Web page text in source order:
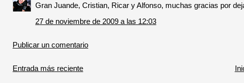
Gran Juande, Cristian, Ricar y Alfonso, muchas gracias por
27 de noviembre de 2009 a las 12:03
Publicar un comentario
Entrada más reciente